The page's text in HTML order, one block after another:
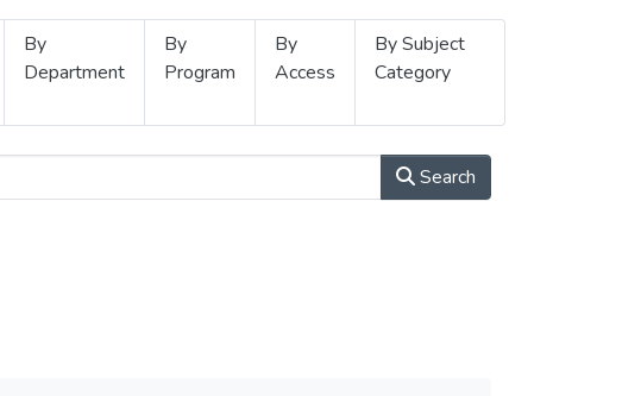
By
Department
By
Program
By
Access
By Subject
Category
Search